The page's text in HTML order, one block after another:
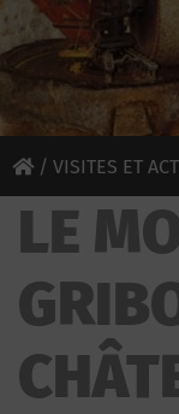
/ VISITES ET
LE